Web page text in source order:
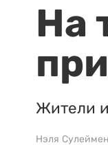
На
Жители и
Нэля